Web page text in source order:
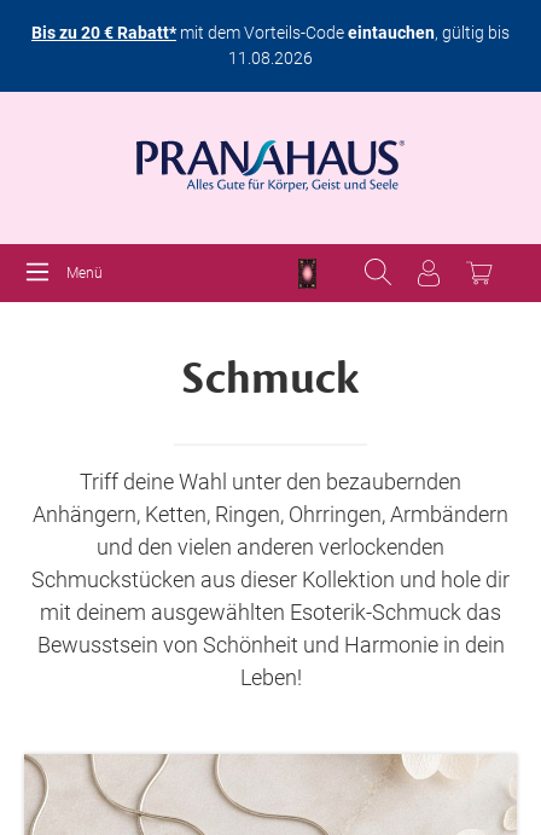
Bis zu 20 € Rabatt*mit dem Vorteils-Codeeintauchen, gültig bis
11.08.2026
Menü
Schmuck
Triff deine Wahl unter den bezaubernden
Anhängern, Ketten, Ringen, Ohrringen, Armbändern
und den vielen anderen verlockenden
Schmuckstücken aus dieser Kollektion und hole dir
mit deinem ausgewählten Esoterik-Schmuck das
Bewusstsein von Schönheit und Harmonie in dein
Leben!